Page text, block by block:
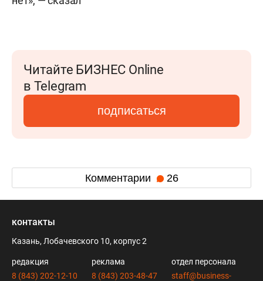
Читайте БИЗНЕС Online
в Telegram
подписаться
Комментарии 26
контакты
Казань, Лобачевского 10, корпус 2
редакция
8 (843) 202-12-10
реклама
8 (843) 203-48-47
отдел персонала
staff@business-